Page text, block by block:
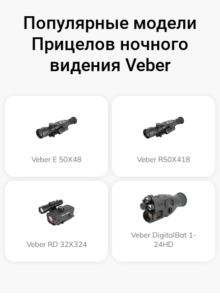
Популярные модели
Прицелов ночного
видения Veber
Veber E 50X48 Veber R50X418
Veber RD 32X324
Veber DigitalBat 1-
24HD